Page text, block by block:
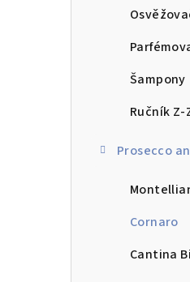
Šampony
Ručník Z-
Prosecco
Cornaro
Cantina